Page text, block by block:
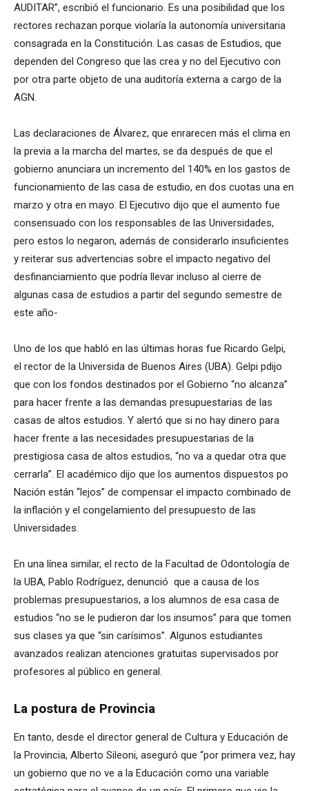
AUDITAR”, escribió el funcionario. Es una posibilidad que los
rectores rechazan porque violaría la autonomía universitaria
consagrada en la Constitución. Las casas de Estudios, que
dependen del Congreso que las crea y no del Ejecutivo con
por otra parte objeto de una auditoría externa a cargo de la
AGN.
Las declaraciones de Álvarez, que enrarecen más el clima en
la previa a la marcha del martes, se da después de que el
gobierno anunciara un incremento del 140% en los gastos de
funcionamiento de las casa de estudio, en dos cuotas una en
marzo y otra en mayo. El Ejecutivo dijo que el aumento fue
consensuado con los responsables de las Universidades,
pero estos lo negaron, además de considerarlo insuficientes
y reiterar sus advertencias sobre el impacto negativo del
desfinanciamiento que podría llevar incluso al cierre de
algunas casa de estudios a partir del segundo semestre de
este año-
Uno de los que habló en las últimas horas fue Ricardo Gelpi,
el rector de la Universida de Buenos Aires (UBA). Gelpi pdijo
que con los fondos destinados por el Gobierno “no alcanza”
para hacer frente a las demandas presupuestarias de las
casas de altos estudios. Y alertó que si no hay dinero para
hacer frente a las necesidades presupuestarias de la
prestigiosa casa de altos estudios, “no va a quedar otra que
cerrarla”. El académico dijo que los aumentos dispuestos po
Nación están “lejos” de compensar el impacto combinado de
la inflación y el congelamiento del presupuesto de las
Universidades.
En una línea similar, el recto de la Facultad de Odontología de
la UBA, Pablo Rodríguez, denunció que a causa de los
problemas presupuestarios, a los alumnos de esa casa de
estudios “no se le pudieron dar los insumos” para que tomen
sus clases ya que “sin carísimos”. Algunos estudiantes
avanzados realizan atenciones gratuitas supervisados por
profesores al público en general.
La postura de Provincia
En tanto, desde el director general de Cultura y Educación de
la Provincia, Alberto Sileoni, aseguró que “por primera vez, hay
un gobierno que no ve a la Educación como una variable